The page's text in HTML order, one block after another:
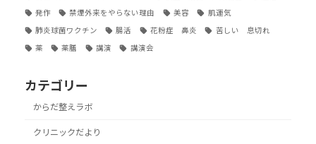
発作 禁煙外来をやらない理由 美容 肌運気
肺炎球菌ワクチン 腸活 花粉症 鼻炎 苦しい 息切れ
薬 薬膳 講演 講演会
カテゴリー
からだ整えラボ
クリニックだより